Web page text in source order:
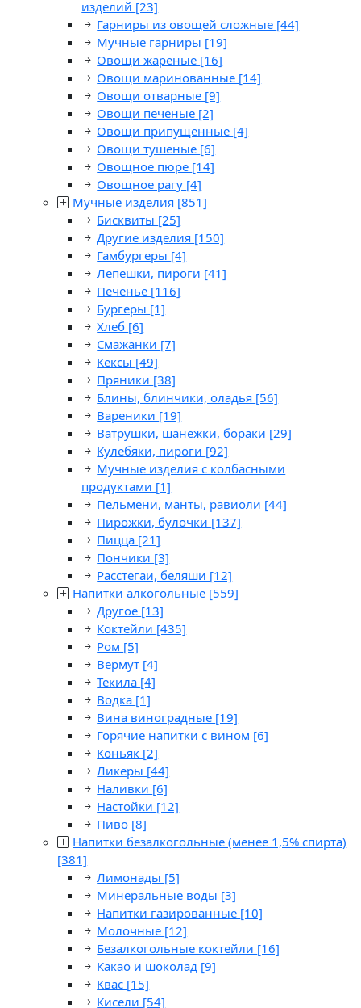
изделий [23]
Гарниры из овощей сложные [44]
Мучные гарниры [19]
Овощи жареные [16]
Овощи маринованные [14]
Овощи отварные [9]
Овощи печеные [2]
Овощи припущенные [4]
Овощи тушеные [6]
Овощное пюре [14]
Овощное рагу [4]
Мучные изделия [851]
Бисквиты [25]
Другие изделия [150]
Гамбургеры [4]
Лепешки, пироги [41]
Печенье [116]
Бургеры [1]
Хлеб [6]
Смажанки [7]
Кексы [49]
Пряники [38]
Блины, блинчики, оладья [56]
Вареники [19]
Ватрушки, шанежки, бораки [29]
Кулебяки, пироги [92]
Мучные изделия с колбасными
продуктами [1]
Пельмени, манты, равиоли [44]
Пирожки, булочки [137]
Пицца [21]
Пончики [3]
Расстегаи, беляши [12]
Напитки алкогольные [559]
Другое [13]
Коктейли [435]
Ром [5]
Вермут [4]
Текила [4]
Водка [1]
Вина виноградные [19]
Горячие напитки с вином [6]
Коньяк [2]
Ликеры [44]
Наливки [6]
Настойки [12]
Пиво [8]
Напитки безалкогольные (менее 1,5% спирта)
[381]
Лимонады [5]
Минеральные воды [3]
Напитки газированные [10]
Молочные [12]
Безалкогольные коктейли [16]
Какао и шоколад [9]
Квас [15]
Кисели [54]